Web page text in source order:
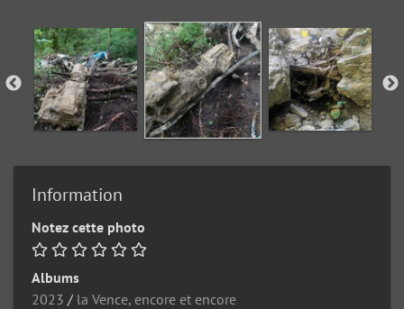
Information
Notez cette photo
Albums
2023 / la Vence, encore et encore